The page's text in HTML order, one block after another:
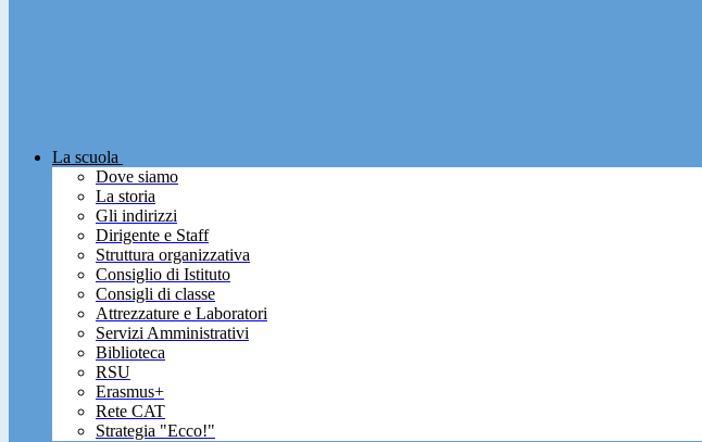
La scuola
Dove siamo
La storia
Gli indirizzi
Dirigente e Staff
Struttura organizzativa
Consiglio di Istituto
Consigli di classe
Attrezzature e Laboratori
Servizi Amministrativi
Biblioteca
RSU
Erasmus+
Rete CAT
Strategia "Ecco!"